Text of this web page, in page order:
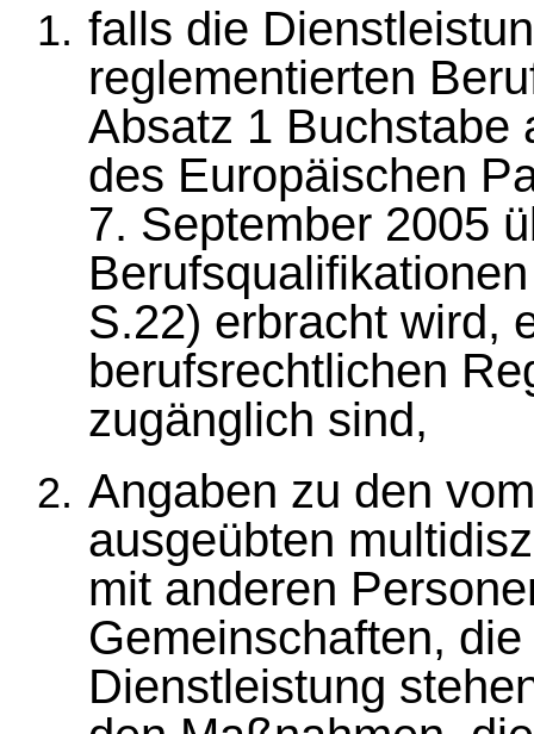
falls die
reglementierten
Absatz 1 Buchstabe
des Europäischen
7. September 2005
S.22) erbracht wird,
berufsrechtlichen
zugänglich sind,
Angaben zu den
ausgeübten
mit anderen
Gemeinschaften,
Dienstleistung